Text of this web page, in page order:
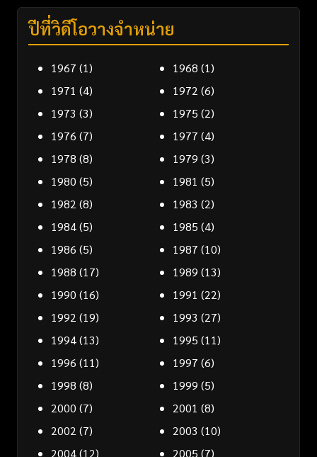
ปีที่วิดีโอวางจำหน่าย
1967 (1) 1968 (1)
1971 (4) 1972 (6)
1973 (3) 1975 (2)
1976 (7) 1977 (4)
1978 (8) 1979 (3)
1980 (5) 1981 (5)
1982 (8) 1983 (2)
1984(5) 1985 (4)
1986 (5) 1987 (10)
1988 (17) 1989 (13)
1990 (16) 1991 (22)
1992 (19) 1993 (27)
1994(13) 1995 (11)
1996 (11) 1997 (6)
1998 (8) 1999 (5)
2000 (7) 2001 (8)
2002 (7) 2003 (10)
2004(12) 2005 (7)